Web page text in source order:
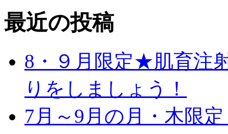
最近の投稿
8・９月限定★肌育注
りをしましょう！
7月～9月の月・木限